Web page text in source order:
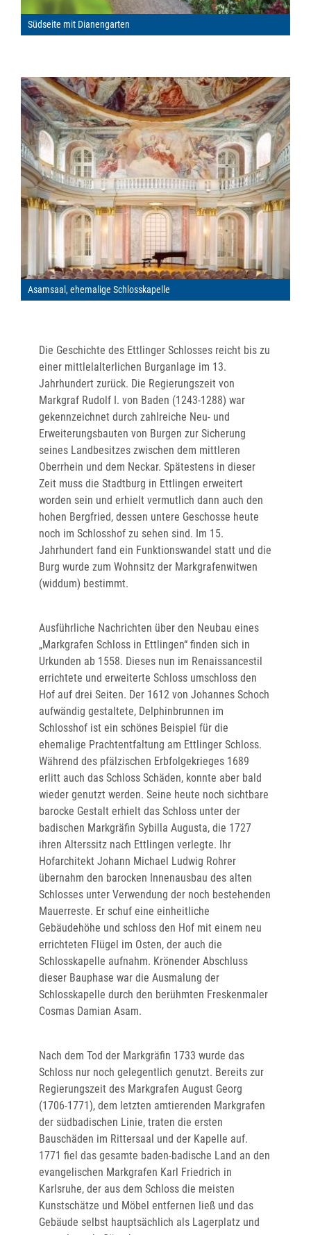
Südseite mit Dianengarten
Asamsaal, ehemalige Schlosskapelle
Die Geschichte des Ettlinger Schlosses reicht bis zu
einer mittlelalterlichen Burganlage im 13.
Jahrhundert zurück. Die Regierungszeit von
Markgraf Rudolf I. von Baden (1243-1288) war
gekennzeichnet durch zahlreiche Neu- und
Erweiterungsbauten von Burgen zur Sicherung
seines Landbesitzes zwischen dem mittleren
Oberrhein und dem Neckar. Spätestens in dieser
Zeit muss die Stadtburg in Ettlingen erweitert
worden sein und erhielt vermutlich dann auch den
hohen Bergfried, dessen untere Geschosse heute
noch im Schlosshof zu sehen sind. Im 15.
Jahrhundert fand ein Funktionswandel statt und die
Burg wurde zum Wohnsitz der Markgrafenwitwen
(widdum) bestimmt.
Ausführliche Nachrichten über den Neubau eines
„Markgrafen Schloss in Ettlingen“ finden sich in
Urkunden ab 1558. Dieses nun im Renaissancestil
errichtete und erweiterte Schloss umschloss den
Hof auf drei Seiten. Der 1612 von Johannes Schoch
aufwändig gestaltete, Delphinbrunnen im
Schlosshof ist ein schönes Beispiel für die
ehemalige Prachtentfaltung am Ettlinger Schloss.
Während des pfälzischen Erbfolgekrieges 1689
erlitt auch das Schloss Schäden, konnte aber bald
wieder genutzt werden. Seine heute noch sichtbare
barocke Gestalt erhielt das Schloss unter der
badischen Markgräfin Sybilla Augusta, die 1727
ihren Alterssitz nach Ettlingen verlegte. Ihr
Hofarchitekt Johann Michael Ludwig Rohrer
übernahm den barocken Innenausbau des alten
Schlosses unter Verwendung der noch bestehenden
Mauerreste. Er schuf eine einheitliche
Gebäudehöhe und schloss den Hof mit einem neu
errichteten Flügel im Osten, der auch die
Schlosskapelle aufnahm. Krönender Abschluss
dieser Bauphase war die Ausmalung der
Schlosskapelle durch den berühmten Freskenmaler
Cosmas Damian Asam.
Nach dem Tod der Markgräfin 1733 wurde das
Schloss nur noch gelegentlich genutzt. Bereits zur
Regierungszeit des Markgrafen August Georg
(1706-1771), dem letzten amtierenden Markgrafen
der südbadischen Linie, traten die ersten
Bauschäden im Rittersaal und der Kapelle auf.
1771 fiel das gesamte baden-badische Land an den
evangelischen Markgrafen Karl Friedrich in
Karlsruhe, der aus dem Schloss die meisten
Kunstschätze und Möbel entfernen ließ und das
Gebäude selbst hauptsächlich als Lagerplatz und